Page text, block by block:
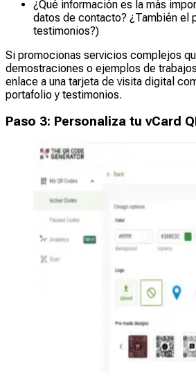
¿Qué información es la más
datos de contacto? ¿También el
testimonios?)
Si promocionas servicios complejos
demostraciones o ejemplos de
enlace a una tarjeta de visita digital
portafolio y testimonios.
Paso 3: Personaliza tu vCard